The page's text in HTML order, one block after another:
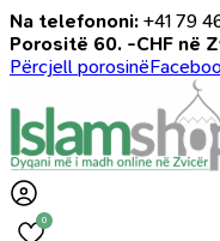
Na telefononi: +41 79
Porositë 60. -CHF në
Përcjell porosinë
0